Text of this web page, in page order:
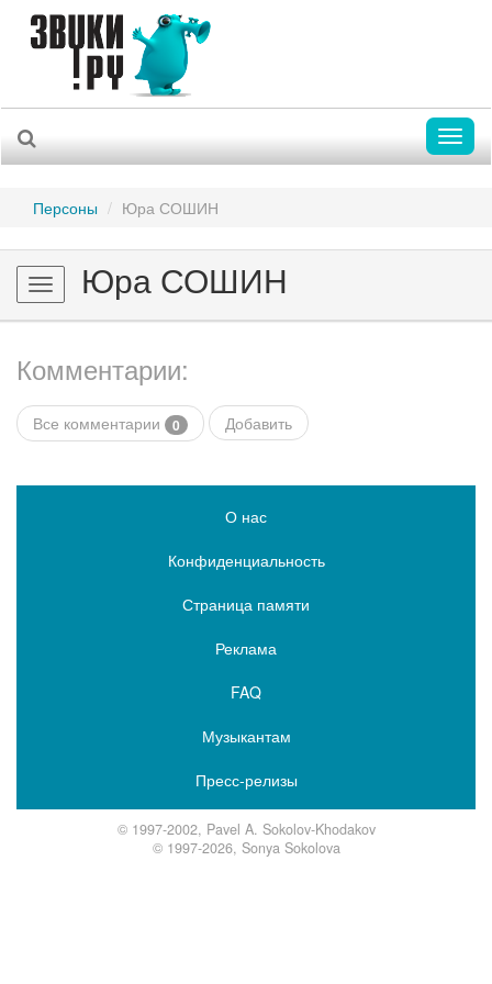
Персоны Юра СОШИН
Toggle
navigation
Юра СОШИН
Комментарии:
Все комментарии 0 Добавить
О нас
Конфиденциальность
Страница памяти
Реклама
FAQ
Музыкантам
Пресс-релизы
© 1997-2002, Pavel A. Sokolov-Khodakov
© 1997-2026, Sonya Sokolova